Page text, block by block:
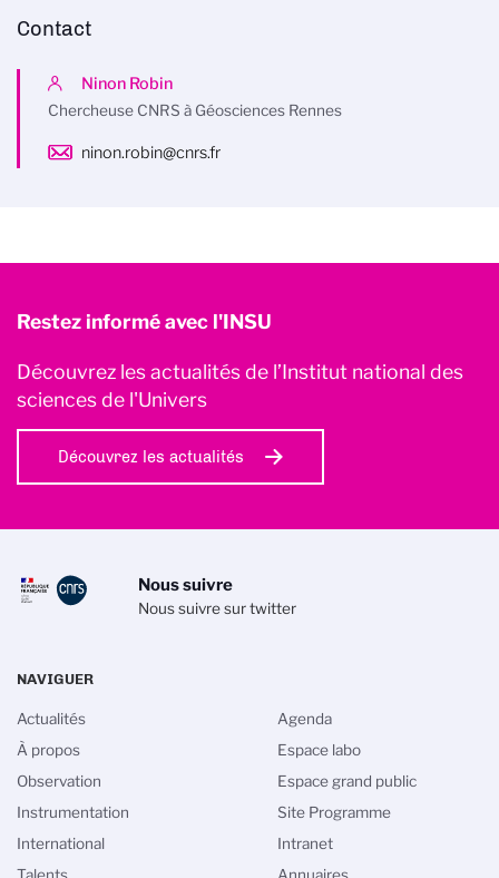
Contact
Ninon Robin
Chercheuse CNRS à Géosciences Rennes
ninon.robin@cnrs.fr
Restez informé avec l'INSU
Découvrez les actualités de l’Institut national des
sciences de l'Univers
Découvrez les actualités
Nous suivre
Nous suivre sur twitter
NAVIGUER
Actualités
À propos
Observation
Instrumentation
International
Talents
Agenda
Espace labo
Espace grand public
Site Programme
Intranet
Annuaires